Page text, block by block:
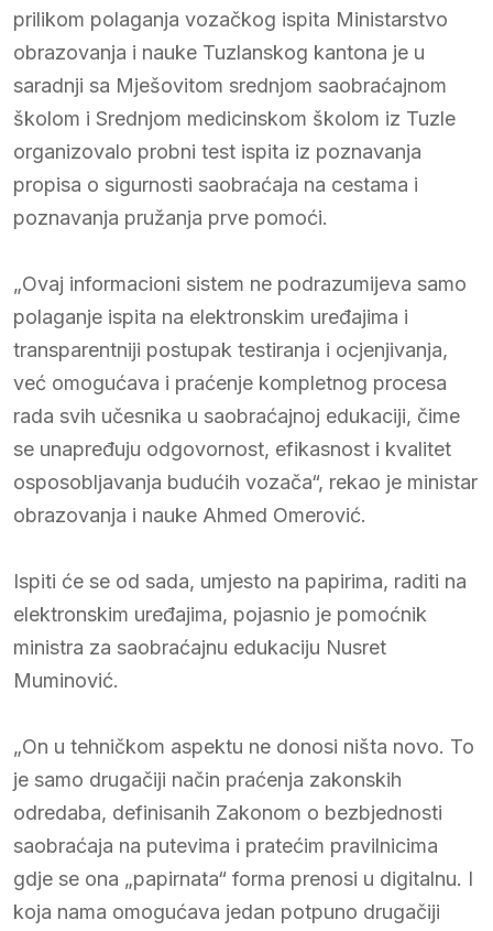
prilikom polaganja vozačkog ispita Ministarstvo
obrazovanja i nauke Tuzlanskog kantona je u
saradnji sa Mješovitom srednjom saobraćajnom
školom i Srednjom medicinskom školom iz Tuzle
organizovalo probni test ispita iz poznavanja
propisa o sigurnosti saobraćaja na cestama i
poznavanja pružanja prve pomoći.
„Ovaj informacioni sistem ne podrazumijeva samo
polaganje ispita na elektronskim uređajima i
transparentniji postupak testiranja i ocjenjivanja,
već omogućava i praćenje kompletnog procesa
rada svih učesnika u saobraćajnoj edukaciji, čime
se unapređuju odgovornost, efikasnost i kvalitet
osposobljavanja budućih vozača“, rekao je ministar
obrazovanja i nauke Ahmed Omerović.
Ispiti će se od sada, umjesto na papirima, raditi na
elektronskim uređajima, pojasnio je pomoćnik
ministra za saobraćajnu edukaciju Nusret
Muminović.
„On u tehničkom aspektu ne donosi ništa novo. To
je samo drugačiji način praćenja zakonskih
odredaba, definisanih Zakonom o bezbjednosti
saobraćaja na putevima i pratećim pravilnicima
gdje se ona „papirnata“ forma prenosi u digitalnu. I
koja nama omogućava jedan potpuno drugačiji